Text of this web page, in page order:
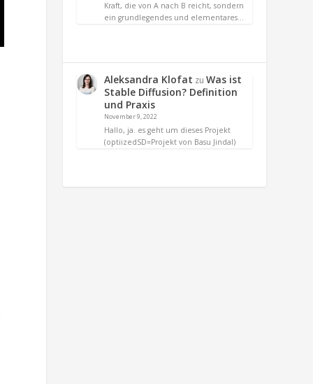
Kraft, die von A nach B reicht, sondern
ein grundlegendes und elementares…
Aleksandra Klofat zuWas ist
Stable Diffusion? Definition
und Praxis
November 9, 2022
Hallo, ja. es geht um dieses Projekt
(optiizedSD=Projekt von Basu Jindal)